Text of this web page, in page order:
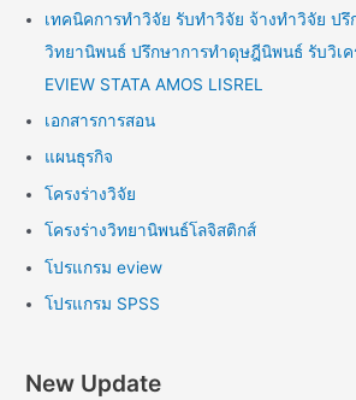
เทคนิคการทำวิจัย รับทำวิจัย จ้างทำวิจัย ปรึ
วิทยานิพนธ์ ปรึกษาการทำดุษฎีนิพนธ์ รับวิเค
EVIEW STATA AMOS LISREL
เอกสารการสอน
แผนธุรกิจ
โครงร่างวิจัย
โครงร่างวิทยานิพนธ์โลจิสติกส์
โปรแกรม eview
โปรแกรม SPSS
New Update